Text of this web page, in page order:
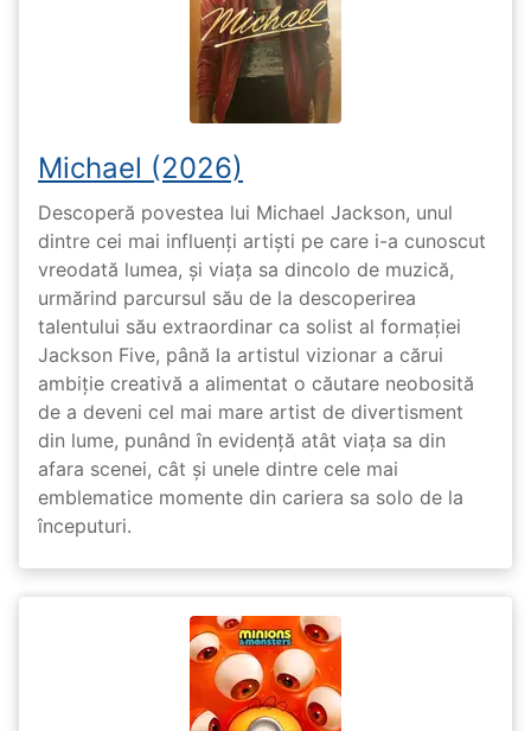
Michael (2026)
Descoperă povestea lui Michael Jackson, unul
dintre cei mai influenți artiști pe care i-a cunoscut
vreodată lumea, și viața sa dincolo de muzică,
urmărind parcursul său de la descoperirea
talentului său extraordinar ca solist al formației
Jackson Five, până la artistul vizionar a cărui
ambiție creativă a alimentat o căutare neobosită
de a deveni cel mai mare artist de divertisment
din lume, punând în evidență atât viața sa din
afara scenei, cât și unele dintre cele mai
emblematice momente din cariera sa solo de la
începuturi.